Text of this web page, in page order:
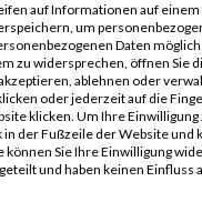
Karlsruhe
0000 GER
Mailänder
Consult
GmbH
Karlsruhe
Position, TPos =
auf Informationen auf einem
um
Daten
zu widersprechen, öffnen Sie
ablehnen oder
oder jederzeit auf die
klicken. Um Ihre
der Fußzeile der Website und
können Sie Ihre Einwilligung
und haben keinen Einfluss